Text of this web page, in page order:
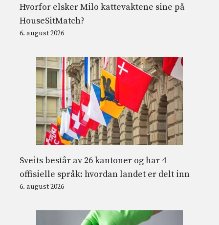
Hvorfor elsker Milo kattevaktene sine på
HouseSitMatch?
6. august 2026
Sveits består av 26 kantoner og har 4
offisielle språk: hvordan landet er delt inn
6. august 2026